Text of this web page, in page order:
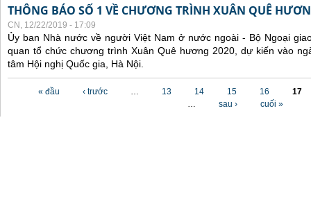
THÔNG BÁO SỐ 1 VỀ CHƯƠNG TRÌNH XUÂN QUÊ
CN, 12/22/2019 - 17:09
Ủy ban Nhà nước về người Việt Nam ở nước ngoài - Bộ Ngoại
quan tổ chức chương trình Xuân Quê hương 2020, dự kiến vào
tâm Hội nghị Quốc gia, Hà Nội.
« đầu ‹ trước … 13 14 15 16
17
…
sau › cuối »